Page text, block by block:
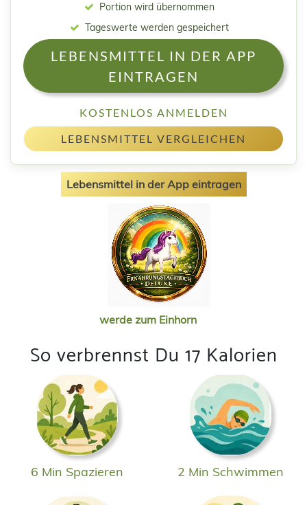
Portion wird übernommen
Tageswerte werden gespeichert
LEBENSMITTEL IN DER APP
EINTRAGEN
KOSTENLOS ANMELDEN
LEBENSMITTEL VERGLEICHEN
Lebensmittel in der App eintragen
werde zum Einhorn
So verbrennst Du 17 Kalorien
6 Min Spazieren 2 Min Schwimmen